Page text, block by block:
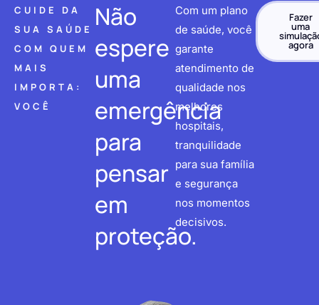
CUIDE DA
SUA SAÚDE
COM QUEM
MAIS
IMPORTA:
VOCÊ
Não
espere
uma
emergência
para
pensar
em
proteção.
Com um plano
de saúde, você
garante
atendimento de
qualidade nos
melhores
hospitais,
tranquilidade
para sua família
e segurança
nos momentos
decisivos.
Fazer
uma
agora